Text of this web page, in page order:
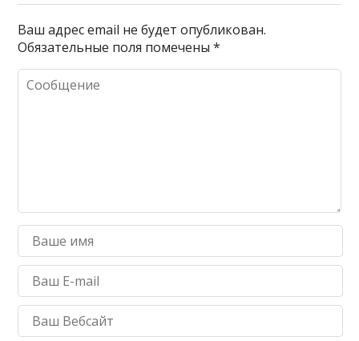
Ваш адрес email не будет опубликован.
Обязательные поля помечены*